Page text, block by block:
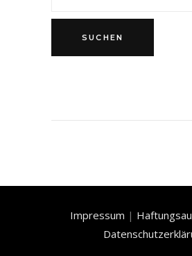
Impressum |